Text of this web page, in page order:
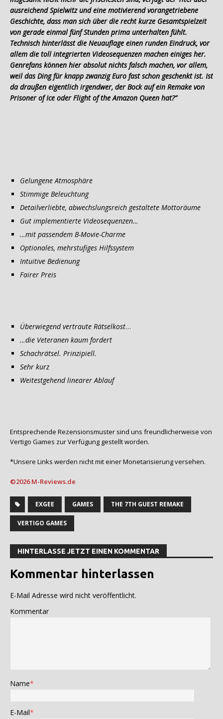
ausreichend Spielwitz und eine motivierend vorangetriebene
Geschichte, dass man sich über die recht kurze Gesamtspielzeit
von gerade einmal fünf Stunden prima unterhalten fühlt.
Technisch hinterlässt die Neuauflage einen runden Eindruck, vor
allem die toll integrierten Videosequenzen machen einiges her.
Genrefans können hier absolut nichts falsch machen, vor allem,
weil das Ding für knapp zwanzig Euro fast schon geschenkt ist. Ist
da draußen eigentlich irgendwer, der Bock auf ein Remake von
Prisoner of Ice oder Flight of the Amazon Queen hat?”
Gelungene Atmosphäre
Stimmige Beleuchtung
Detailverliebte, abwechslungsreich gestaltete Mottoräume
Gut implementierte Videosequenzen…
…mit passendem B-Movie-Charme
Optionales, mehrstufiges Hilfssystem
Intuitive Bedienung
Fairer Preis
Überwiegend vertraute Rätselkost…
…die Veteranen kaum fordert
Schachrätsel. Prinzipiell.
Sehr kurz
Weitestgehend linearer Ablauf
Entsprechende Rezensionsmuster sind uns freundlicherweise von
Vertigo Games zur Verfügung gestellt worden.
*Unsere Links werden nicht mit einer Monetarisierung versehen.
©2026 M-Reviews.de
EXGEE GAMES THE 7TH GUEST REMAKE
VERTIGO GAMES
HINTERLASSE JETZT EINEN KOMMENTAR
Kommentar hinterlassen
E-Mail Adresse wird nicht veröffentlicht.
Kommentar
Name*
E-Mail*